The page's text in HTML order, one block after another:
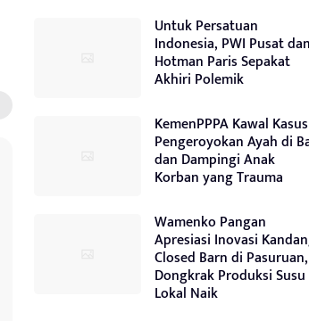
Untuk Persatuan
Indonesia, PWI Pusat dan
Hotman Paris Sepakat
Akhiri Polemik
KemenPPPA Kawal Kasus
Pengeroyokan Ayah di
dan Dampingi Anak
Korban yang Trauma
Wamenko Pangan
Apresiasi Inovasi
Closed Barn di Pasuruan,
Dongkrak Produksi Susu
Lokal Naik